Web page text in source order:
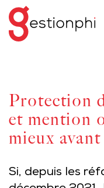
Protection
et mention
mieux avant
Si, depuis les